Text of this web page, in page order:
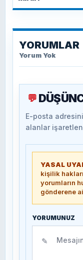
YORUMLAR
Yorum Yok
💬
E-posta
alanlar
YASAL
kişilik
yorumların
gönderene
YORUMUNUZ
✎